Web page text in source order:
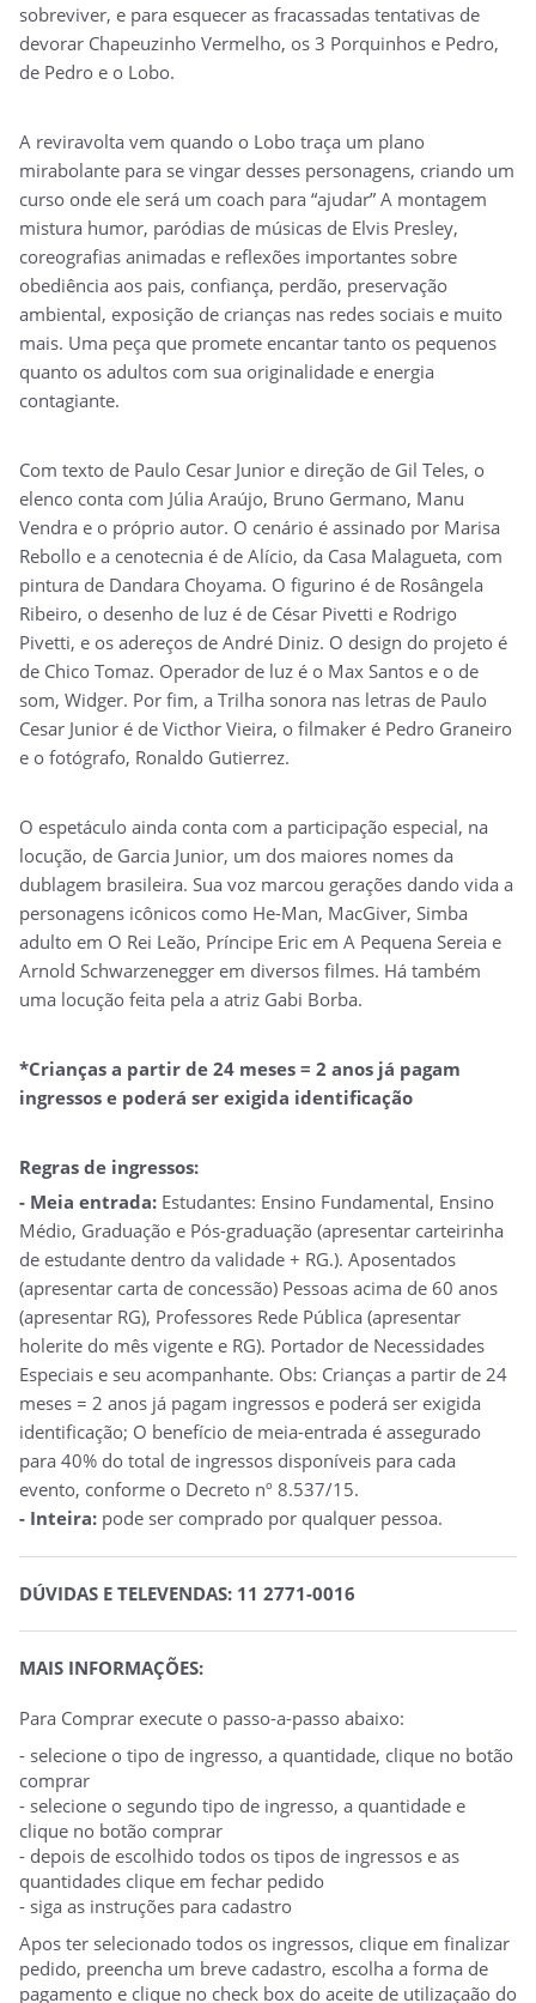
sobreviver, e para esquecer as fracassadas tentativas de
devorar Chapeuzinho Vermelho, os 3 Porquinhos e Pedro,
de Pedro e o Lobo.
A reviravolta vem quando o Lobo traça um plano
mirabolante para se vingar desses personagens, criando um
curso onde ele será um coach para “ajudar” A montagem
mistura humor, paródias de músicas de Elvis Presley,
coreografias animadas e reflexões importantes sobre
obediência aos pais, confiança, perdão, preservação
ambiental, exposição de crianças nas redes sociais e muito
mais. Uma peça que promete encantar tanto os pequenos
quanto os adultos com sua originalidade e energia
contagiante.
Com texto de Paulo Cesar Junior e direção de Gil Teles, o
elenco conta com Júlia Araújo, Bruno Germano, Manu
Vendra e o próprio autor. O cenário é assinado por Marisa
Rebollo e a cenotecnia é de Alício, da Casa Malagueta, com
pintura de Dandara Choyama. O figurino é de Rosângela
Ribeiro, o desenho de luz é de César Pivetti e Rodrigo
Pivetti, e os adereços de André Diniz. O design do projeto é
de Chico Tomaz. Operador de luz é o Max Santos e o de
som, Widger. Por fim, a Trilha sonora nas letras de Paulo
Cesar Junior é de Victhor Vieira, o filmaker é Pedro Graneiro
e o fotógrafo, Ronaldo Gutierrez.
O espetáculo ainda conta com a participação especial, na
locução, de Garcia Junior, um dos maiores nomes da
dublagem brasileira. Sua voz marcou gerações dando vida a
personagens icônicos como He-Man, MacGiver, Simba
adulto em O Rei Leão, Príncipe Eric em A Pequena Sereia e
Arnold Schwarzenegger em diversos filmes. Há também
uma locução feita pela a atriz Gabi Borba.
*Crianças a partir de 24 meses = 2 anos já pagam
ingressos e poderá ser exigida identificação
Regras de ingressos:
- Meia entrada: Estudantes: Ensino Fundamental, Ensino
Médio, Graduação e Pós-graduação (apresentar carteirinha
de estudante dentro da validade + RG.). Aposentados
(apresentar carta de concessão) Pessoas acima de 60 anos
(apresentar RG), Professores Rede Pública (apresentar
holerite do mês vigente e RG). Portador de Necessidades
Especiais e seu acompanhante. Obs: Crianças a partir de 24
meses = 2 anos já pagam ingressos e poderá ser exigida
identificação; O benefício de meia-entrada é assegurado
para 40% do total de ingressos disponíveis para cada
evento, conforme o Decreto nº 8.537/15.
- Inteira: pode ser comprado por qualquer pessoa.
DÚVIDAS E TELEVENDAS: 11 2771-0016
MAIS INFORMAÇÕES:
Para Comprar execute o passo-a-passo abaixo:
- selecione o tipo de ingresso, a quantidade, clique no botão
comprar
- selecione o segundo tipo de ingresso, a quantidade e
clique no botão comprar
- depois de escolhido todos os tipos de ingressos e as
quantidades clique em fechar pedido
- siga as instruções para cadastro
Apos ter selecionado todos os ingressos, clique em finalizar
pedido, preencha um breve cadastro, escolha a forma de
pagamento e clique no check box do aceite de utilizaçaão do